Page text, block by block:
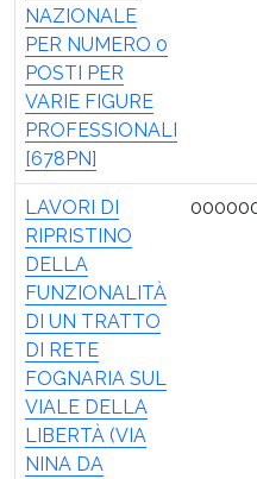
NAZIONALE
PER NUMERO 0
POSTI PER
VARIE FIGURE
PROFESSIONALI
[678PN]
LAVORI DI
RIPRISTINO
DELLA
FUNZIONALITÀ
DI UN TRATTO
DI RETE
FOGNARIA SUL
VIALE DELLA
LIBERTÀ (VIA
NINA DA